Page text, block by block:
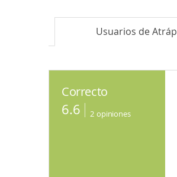
Usuarios de
Correcto
6.6 2 opiniones